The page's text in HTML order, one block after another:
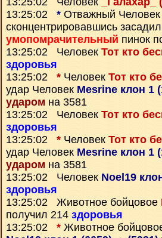
13:25:02 * Отважный Человек
сконцентрировавшись
умопомрачительный пинок
13:25:02 Человек Тот кто
здоровья
13:25:02 * Человек Тот кто
удар Человек Mesrine клон 1
ударом на 3581
13:25:02 Человек Тот кто
здоровья
13:25:02 * Человек Тот кто
удар Человек Mesrine клон 1
ударом на 3581
13:25:02 Человек Noel19
здоровья
13:25:02 Животное бойцовое
получил 214 здоровья
13:25:02 * Животное